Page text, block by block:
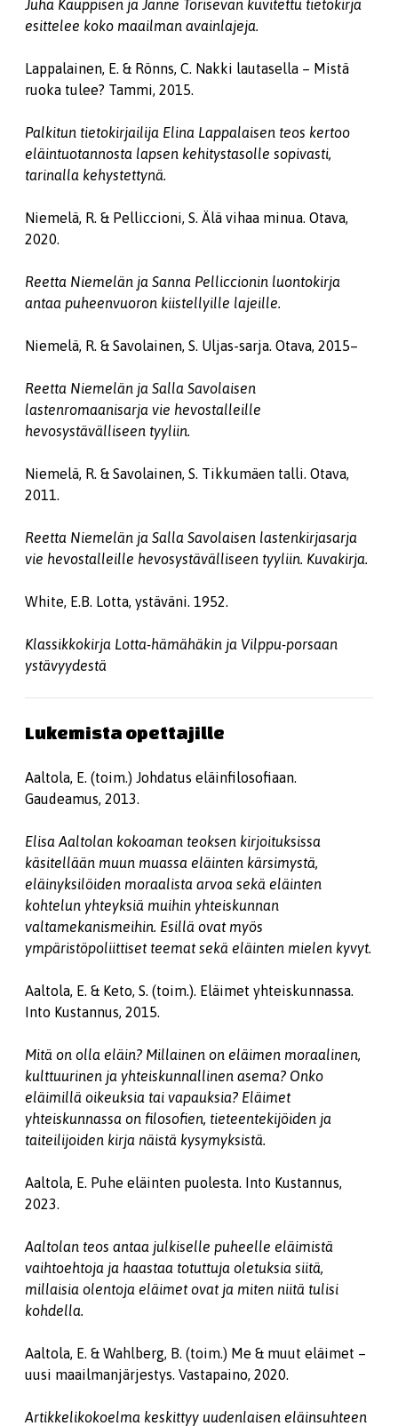
Juha Kauppisen ja Janne Torisevan kuvitettu tietokirja
esittelee koko maailman avainlajeja.
Lappalainen, E. & Rönns, C. Nakki lautasella – Mistä
ruoka tulee? Tammi, 2015.
Palkitun tietokirjailija Elina Lappalaisen teos kertoo
eläintuotannosta lapsen kehitystasolle sopivasti,
tarinalla kehystettynä.
Niemelä, R. & Pelliccioni, S. Älä vihaa minua. Otava,
2020.
Reetta Niemelän ja Sanna Pelliccionin luontokirja
antaa puheenvuoron kiistellyille lajeille.
Niemelä, R. & Savolainen, S. Uljas-sarja. Otava, 2015–
Reetta Niemelän ja Salla Savolaisen
lastenromaanisarja vie hevostalleille
hevosystävälliseen tyyliin.
Niemelä, R. & Savolainen, S. Tikkumäen talli. Otava,
2011.
Reetta Niemelän ja Salla Savolaisen lastenkirjasarja
vie hevostalleille hevosystävälliseen tyyliin. Kuvakirja.
White, E.B. Lotta, ystäväni. 1952.
Klassikkokirja Lotta-hämähäkin ja Vilppu-porsaan
ystävyydestä
Lukemista opettajille
Aaltola, E. (toim.) Johdatus eläinfilosofiaan.
Gaudeamus, 2013.
Elisa Aaltolan kokoaman teoksen kirjoituksissa
käsitellään muun muassa eläinten kärsimystä,
eläinyksilöiden moraalista arvoa sekä eläinten
kohtelun yhteyksiä muihin yhteiskunnan
valtamekanismeihin. Esillä ovat myös
ympäristöpoliittiset teemat sekä eläinten mielen kyvyt.
Aaltola, E. & Keto, S. (toim.). Eläimet yhteiskunnassa.
Into Kustannus, 2015.
Mitä on olla eläin? Millainen on eläimen moraalinen,
kulttuurinen ja yhteiskunnallinen asema? Onko
eläimillä oikeuksia tai vapauksia? Eläimet
yhteiskunnassa on filosofien, tieteentekijöiden ja
taiteilijoiden kirja näistä kysymyksistä.
Aaltola, E. Puhe eläinten puolesta. Into Kustannus,
2023.
Aaltolan teos antaa julkiselle puheelle eläimistä
vaihtoehtoja ja haastaa totuttuja oletuksia siitä,
millaisia olentoja eläimet ovat ja miten niitä tulisi
kohdella.
Aaltola, E. & Wahlberg, B. (toim.) Me & muut eläimet –
uusi maailmanjärjestys. Vastapaino, 2020.
Artikkelikokoelma keskittyy uudenlaisen eläinsuhteen